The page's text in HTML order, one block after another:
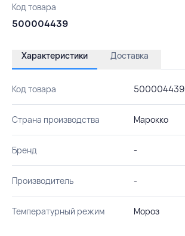
Код товара
500004439
Характеристики Доставка
Код товара 500004439
Страна производства Марокко
Бренд -
Производитель -
Температурный режим Мороз